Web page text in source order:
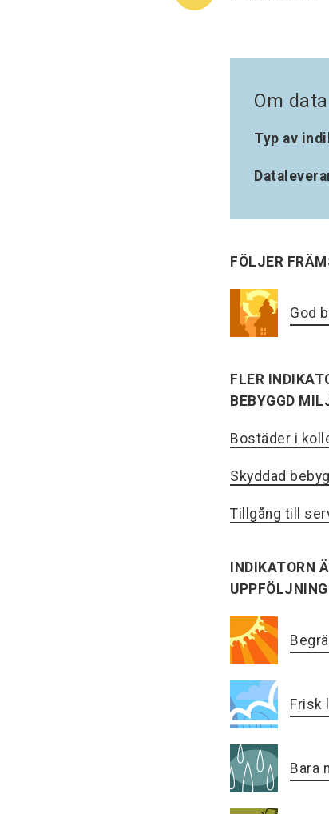
Om data
Typ av
FÖLJER
God
FLER
BEBYGGD
Bostäder i
Skyddad
Tillgång till
INDIKATORN
Frisk
Bara